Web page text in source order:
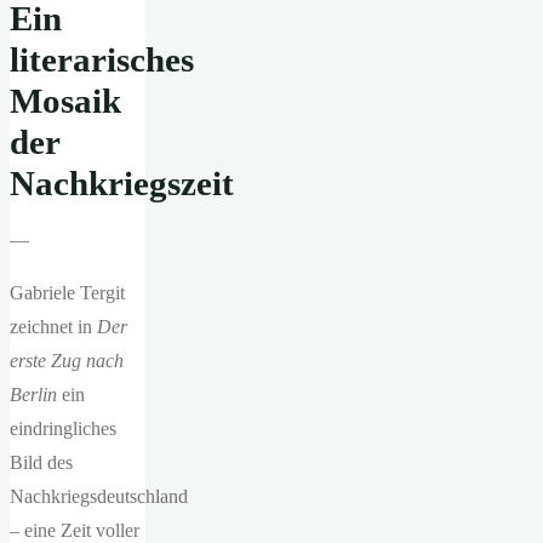
Ein
literarisches
Mosaik
der
Nachkriegszeit
—
Gabriele Tergit
zeichnet in Der
erste Zug nach
Berlin ein
eindringliches
Bild des
Nachkriegsdeutschland
– eine Zeit voller